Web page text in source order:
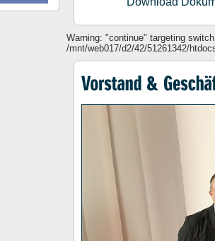
Warning: "continue" targeting
/mnt/web017/d2/42/51261342/